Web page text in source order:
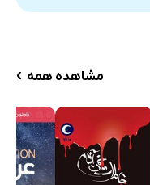
مشاهده همه ›